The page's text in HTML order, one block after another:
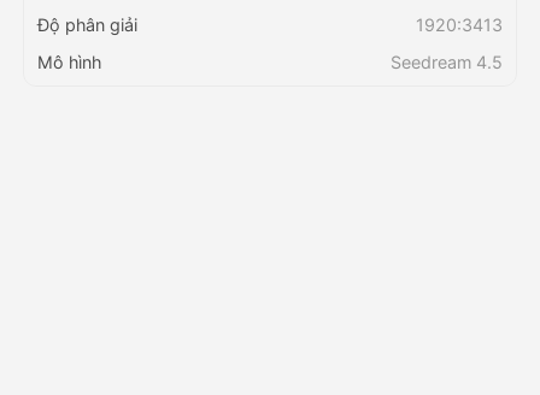
Bảng giá
Độ phân giải
1920:3413
Mô hình
Seedream 4.5